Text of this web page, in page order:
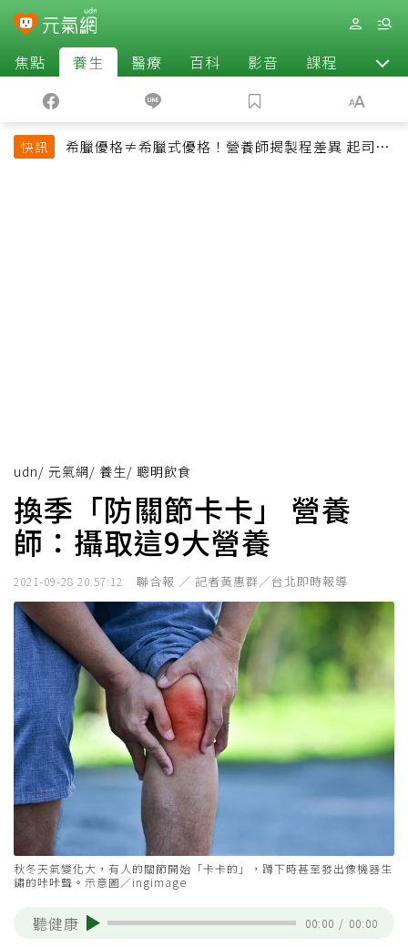
焦點 養生 醫療 百科 影音 課程 退休
快訊
希臘優格≠希臘式優格！營養師揭製程差異 起司片
udn/ 元氣網/ 養生/ 聰明飲食
換季「防關節卡卡」 營養
師：攝取這9大營養
2021-09-28 20:57:12 聯合報 ／ 記者黃惠群／台北即時報導
秋冬天氣變化大，有人的關節開始「卡卡的」，蹲下時甚至發出像機器生
鏽的咔咔聲。示意圖／ingimage
聽健康 00:00 / 00:00